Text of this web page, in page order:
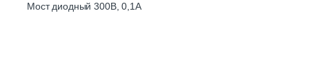
Мост диодный 300В, 0,1А